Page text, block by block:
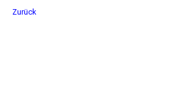
Zurück